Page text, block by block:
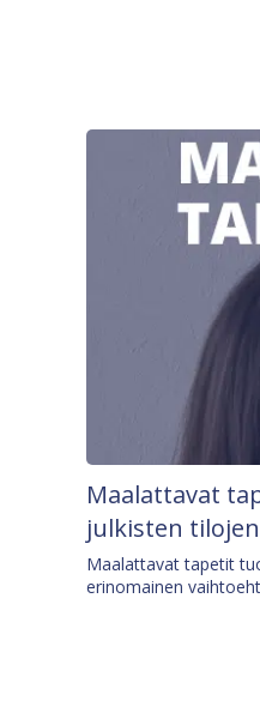
Maalattavat
julkisten
Maalattavat tapetit
erinomainen